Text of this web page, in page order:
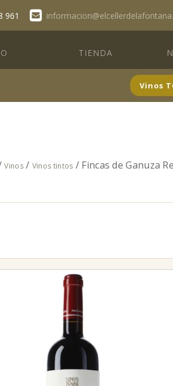
961
TIENDA
Vinos
Vinos/ Vinos tintos / Fincas de Ganuza